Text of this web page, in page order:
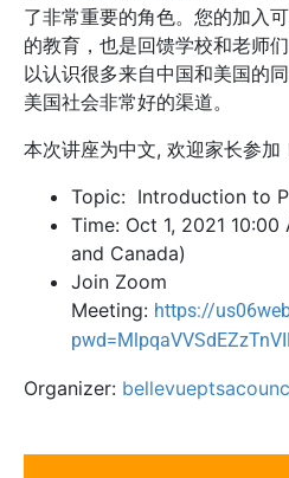
了非常重要的角色。您的加入
的教育 ， 也是回馈学校和老师
以认识很多来自中国和美国的
美国社会非常好的渠道。
本次讲座为中文, 欢迎家长参加
Topic: Introduction to
Time: Oct 1, 2021
and Canada)
Join Zoom
Meeting: https://
Organizer: